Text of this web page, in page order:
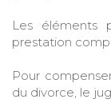
Les éléments
prestation
Pour
du divorce, le